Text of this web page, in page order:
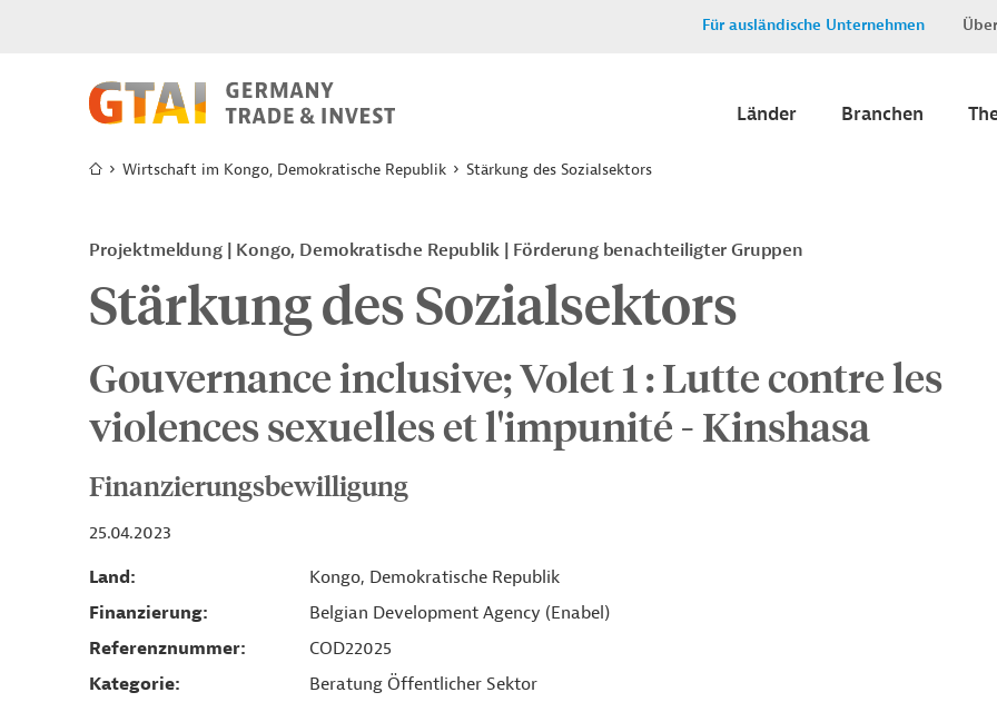
Für ausländische Unternehmen
Länder Branchen
Wirtschaft im Kongo, Demokratische Republik Stärkung des Sozialsektors
Projektmeldung Kongo, Demokratische Republik Förderung benachteiligter Gruppen
Stärkung des Sozialsektors
Gouvernance inclusive; Volet 1 : Lutte contre les
violences sexuelles et l'impunité - Kinshasa
Finanzierungsbewilligung
25.04.2023
Land
Kongo, Demokratische Republik
Finanzierung
Belgian Development Agency (Enabel)
Referenznummer
COD22025
Kategorie
Beratung Öffentlicher Sektor